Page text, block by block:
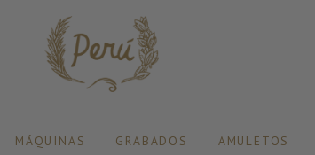
MÁQUINAS GRABADOS AMULETOS